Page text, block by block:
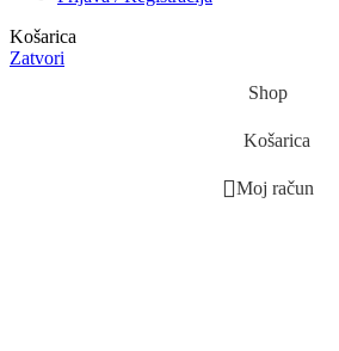
Košarica
Zatvori
Shop
Košarica
Moj račun